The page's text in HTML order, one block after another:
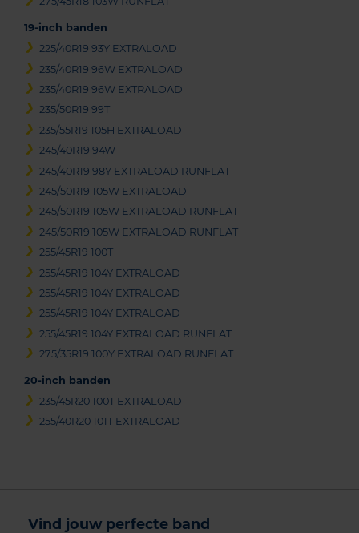
19-inch banden
225/40R19 93Y EXTRALOAD
235/40R19 96W EXTRALOAD
235/40R19 96W EXTRALOAD
235/50R19 99T
235/55R19 105H EXTRALOAD
245/40R19 94W
245/40R19 98Y EXTRALOAD RUNFLAT
245/50R19 105W EXTRALOAD
245/50R19 105W EXTRALOAD RUNFLAT
245/50R19 105W EXTRALOAD RUNFLAT
255/45R19 100T
255/45R19 104Y EXTRALOAD
255/45R19 104Y EXTRALOAD
255/45R19 104Y EXTRALOAD
255/45R19 104Y EXTRALOAD RUNFLAT
275/35R19 100Y EXTRALOAD RUNFLAT
20-inch banden
235/45R20 100T EXTRALOAD
255/40R20 101T EXTRALOAD
Vind jouw perfecte band